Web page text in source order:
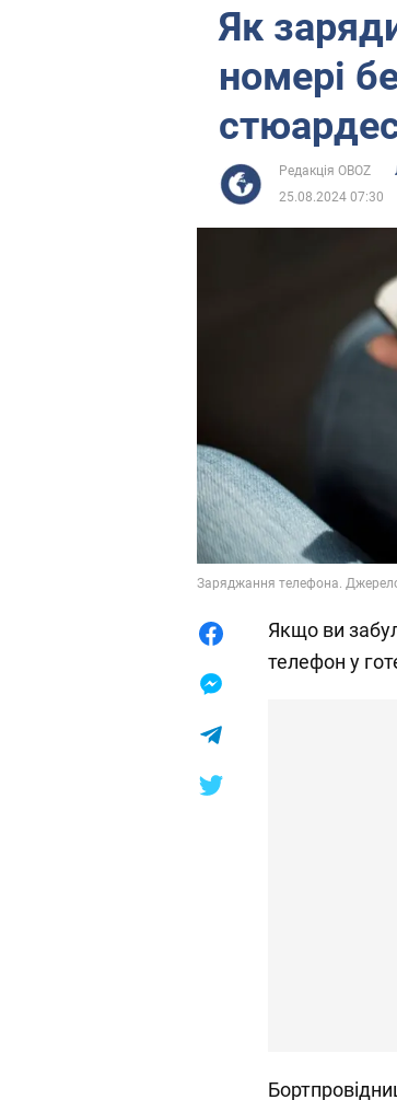
Як
номері
Редакція OBOZ
25.08.2024 07:30
Заряджання телефона.
Якщо ви
телефон у